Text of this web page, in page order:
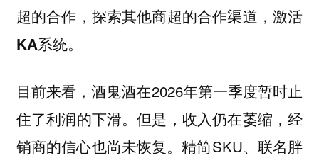
超的合作，探索其他商超的合作渠道，激活
KA系统。
目前来看，酒鬼酒在2026年第一季度暂时止
住了利润的下滑。但是，收入仍在萎缩，经
销商的信心也尚未恢复。精简SKU、联名胖